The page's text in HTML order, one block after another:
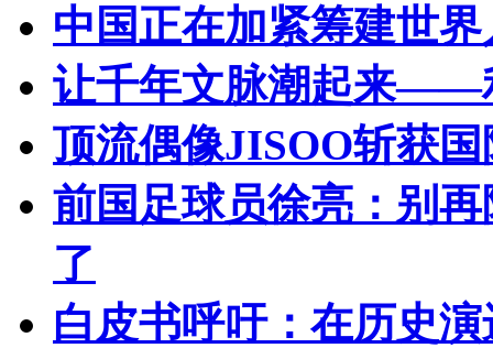
中国正在加紧筹建世
让千年文脉潮起来——
顶流偶像JISOO斩获
前国足球员徐亮：别
了
白皮书呼吁：在历史